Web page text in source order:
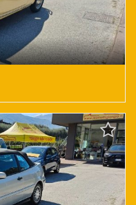
pastello • 2 Porte